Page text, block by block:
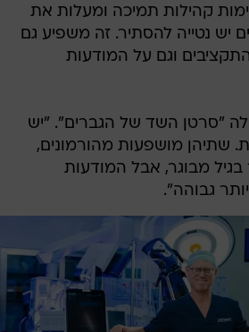
קהילות תמיכה ומעלות את
יש נטייה להסתיר. זה משפיע גם
וגם על המודעות
"סרטן השד של הגברים". "יש
שתיהן מושפעות מהורמונים,
בגיל מבוגר, אבל המודעות
גבוהה".